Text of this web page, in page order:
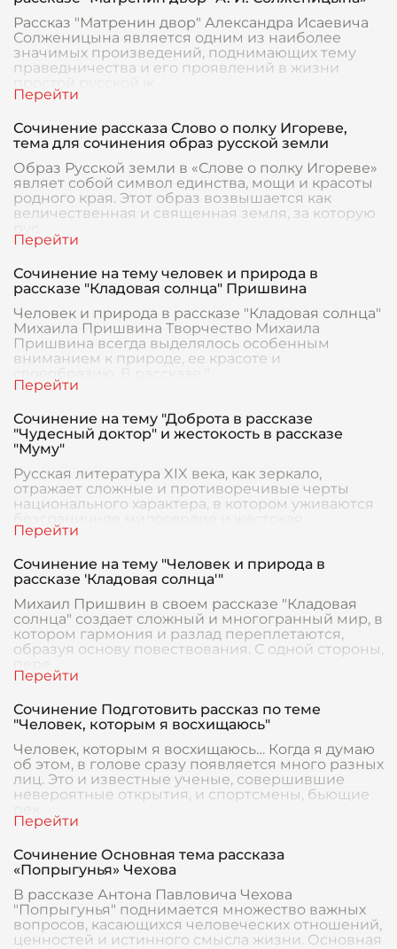
Рассказ "Матренин двор" Александра Исаевича
Солженицына является одним из наиболее
значимых произведений, поднимающих тему
праведничества и его проявлений в жизни
Сочинение рассказа Слово о полку Игореве,
тема для сочинения образ русской земли
Образ Русской земли в «Слове о полку Игореве»
являет собой символ единства, мощи и красоты
родного края. Этот образ возвышается как
величественная и священная земля, за которую
Сочинение на тему человек и природа в
рассказе "Кладовая солнца" Пришвина
Человек и природа в рассказе "Кладовая солнца"
Михаила Пришвина Творчество Михаила
Пришвина всегда выделялось особенным
вниманием к природе, ее красоте и
своеобразию. В рассказе "
Сочинение на тему "Доброта в рассказе
"Чудесный доктор" и жестокость в рассказе
"Муму"
Русская литература XIX века, как зеркало,
отражает сложные и противоречивые черты
национального характера, в котором уживаются
безграничное милосердие и жестокая
бесчеловечность. Р
Сочинение на тему "Человек и природа в
рассказе 'Кладовая солнца'"
Михаил Пришвин в своем рассказе "Кладовая
солнца" создает сложный и многогранный мир, в
котором гармония и разлад переплетаются,
образуя основу повествования. С одной стороны,
Сочинение Подготовить рассказ по теме
"Человек, которым я восхищаюсь"
Человек, которым я восхищаюсь… Когда я думаю
об этом, в голове сразу появляется много разных
лиц. Это и известные ученые, совершившие
невероятные открытия, и спортсмены, бьющие
Сочинение Основная тема рассказа
«Попрыгунья» Чехова
В рассказе Антона Павловича Чехова
"Попрыгунья" поднимается множество важных
вопросов, касающихся человеческих отношений,
ценностей и истинного смысла жизни. Основная